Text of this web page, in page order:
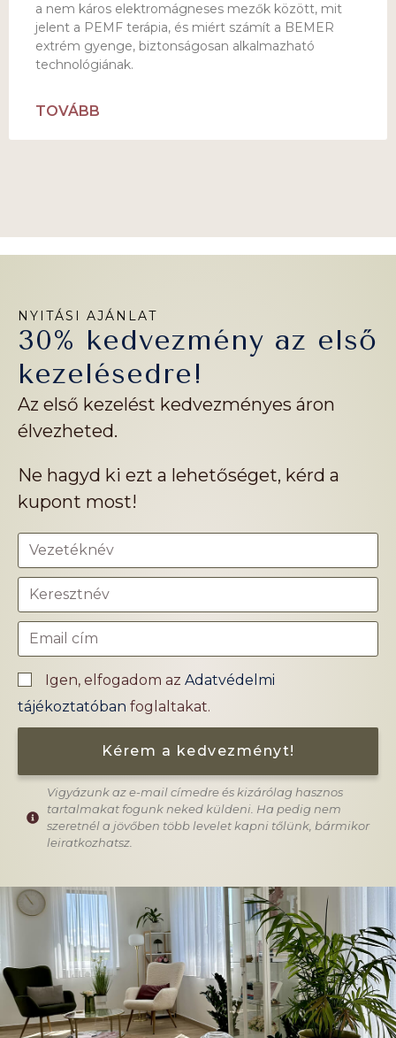
a nem káros elektromágneses mezők között, mit
jelent a PEMF terápia, és miért számít a BEMER
extrém gyenge, biztonságosan alkalmazható
technológiának.
TOVÁBB
NYITÁSI AJÁNLAT
30% kedvezmény az első
kezelésedre!
Az első kezelést kedvezményes áron
élvezheted.
Ne hagyd ki ezt a lehetőséget, kérd a
kupont most!
Igen, elfogadom az Adatvédelmi
tájékoztatóban foglaltakat.
Kérem a kedvezményt!
Vigyázunk az e-mail címedre és kizárólag hasznos
tartalmakat fogunk neked küldeni. Ha pedig nem
szeretnél a jövőben több levelet kapni tőlünk, bármikor
leiratkozhatsz.